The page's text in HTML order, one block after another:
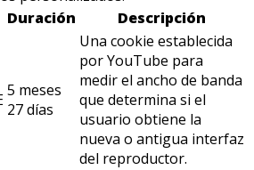
Duración Descripción
5 meses
27 días
Una cookie establecida
por YouTube para
medir el ancho de banda
que determina si el
usuario obtiene la
nueva o antigua interfaz
del reproductor.